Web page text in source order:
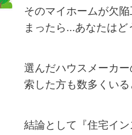
そのマイホームが欠
まったら...あなたはど
選んだハウスメーカ
索した方も数多くいる
結論として『住宅イ